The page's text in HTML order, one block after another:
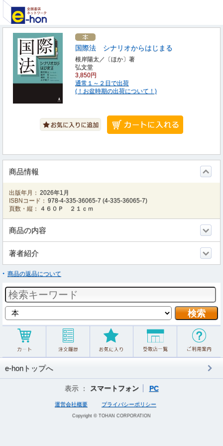
国際法 シナリオからはじまる
根岸陽太／〔ほか〕著
弘文堂
3,850円
通常１～２日で出荷
(！お盆時期の出荷について！)
商品情報
出版年月： 2026年1月
ISBNコード： 978-4-335-36065-7 (4-335-36065-7)
頁数・縦：
４６０Ｐ ２１ｃｍ
商品の内容
著者紹介
商品の返品について
e-honトップへ
表示 ： スマートフォン PC
運営会社概要 プライバシーポリシー
Copyright © TOHAN CORPORATION